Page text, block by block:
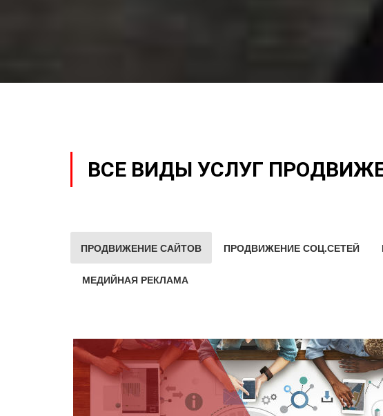
ВСЕ ВИДЫ УСЛУГ
ПРОДВИЖЕНИЕ САЙТОВ ПРОДВИЖЕНИЕ СОЦ.СЕТЕЙ
МЕДИЙНАЯ РЕКЛАМА